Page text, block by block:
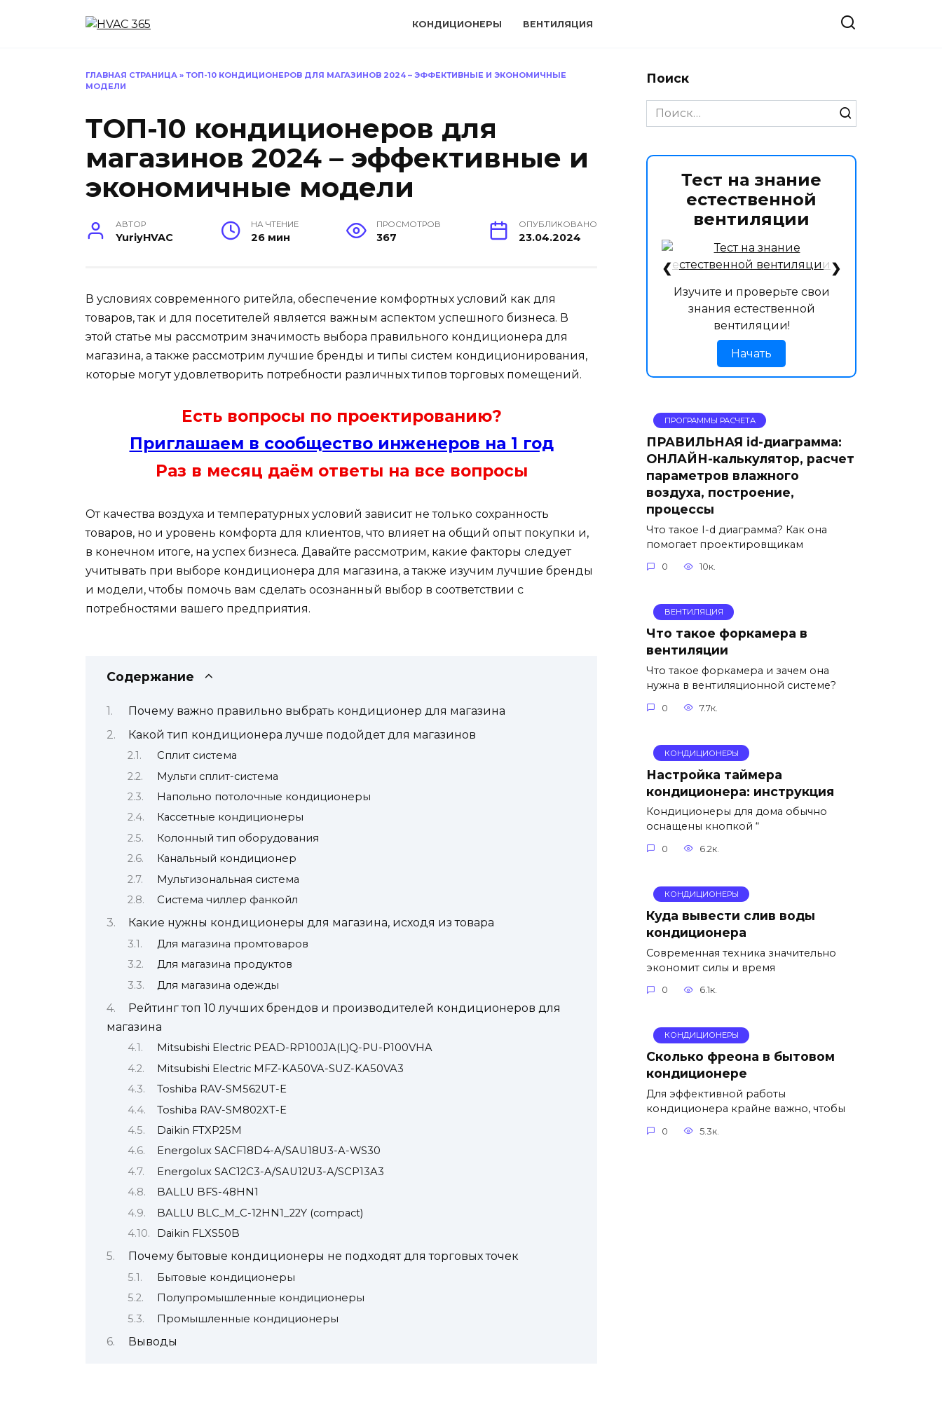
КОНДИЦИОНЕРЫ ВЕНТИЛЯЦИЯ
ГЛАВНАЯ СТРАНИЦА » ТОП-10 КОНДИЦИОНЕРОВ ДЛЯ МАГАЗИНОВ 2024 – ЭФФЕКТИВНЫЕ И ЭКОНОМИЧНЫЕ
МОДЕЛИ
ТОП-10 кондиционеров для
магазинов 2024 – эффективные и
экономичные модели
АВТОР
YuriyHVAC
НА ЧТЕНИЕ
26 мин
ПРОСМОТРОВ
367
ОПУБЛИКОВАНО
23.04.2024
В условиях современного ритейла, обеспечение комфортных условий как для
товаров, так и для посетителей является важным аспектом успешного бизнеса. В
этой статье мы рассмотрим значимость выбора правильного кондиционера для
магазина, а также рассмотрим лучшие бренды и типы систем кондиционирования,
которые могут удовлетворить потребности различных типов торговых помещений.
Есть вопросы по проектированию?
Приглашаем в сообщество инженеров на 1 год
Раз в месяц даём ответы на все вопросы
От качества воздуха и температурных условий зависит не только сохранность
товаров, но и уровень комфорта для клиентов, что влияет на общий опыт покупки и,
в конечном итоге, на успех бизнеса. Давайте рассмотрим, какие факторы следует
учитывать при выборе кондиционера для магазина, а также изучим лучшие бренды
и модели, чтобы помочь вам сделать осознанный выбор в соответствии с
потребностями вашего предприятия.
Содержание
Почему важно правильно выбрать кондиционер для магазина
Какой тип кондиционера лучше подойдет для магазинов
Сплит система
Мульти сплит-система
Напольно потолочные кондиционеры
Кассетные кондиционеры
Колонный тип оборудования
Канальный кондиционер
Мультизональная система
Система чиллер фанкойл
Какие нужны кондиционеры для магазина, исходя из товара
Для магазина промтоваров
Для магазина продуктов
Для магазина одежды
Рейтинг топ 10 лучших брендов и производителей кондиционеров для
магазина
Mitsubishi Electric PEAD-RP100JA(L)Q-PU-P100VHA
Mitsubishi Electric MFZ-KA50VA-SUZ-KA50VA3
Toshiba RAV-SM562UT-E
Toshiba RAV-SM802XT-E
Daikin FTXP25M
Energolux SACF18D4-A/SAU18U3-A-WS30
Energolux SAC12C3-A/SAU12U3-A/SCP13A3
BALLU BFS-48HN1
BALLU BLC_M_C-12HN1_22Y (compact)
Daikin FLXS50B
Почему бытовые кондиционеры не подходят для торговых точек
Бытовые кондиционеры
Полупромышленные кондиционеры
Промышленные кондиционеры
Выводы
Поиск
Search
for:
❮ ❯
Тест на знание
естественной
вентиляции
Изучите и проверьте свои
знания естественной
вентиляции!
Начать
ПРОГРАММЫ РАСЧЕТА
ПРАВИЛЬНАЯ id-диаграмма:
ОНЛАЙН-калькулятор, расчет
параметров влажного
воздуха, построение,
процессы
Что такое I-d диаграмма? Как она
помогает проектировщикам
0 10к.
ВЕНТИЛЯЦИЯ
Что такое форкамера в
вентиляции
Что такое форкамера и зачем она
нужна в вентиляционной системе?
0 7.7к.
КОНДИЦИОНЕРЫ
Настройка таймера
кондиционера: инструкция
Кондиционеры для дома обычно
оснащены кнопкой “
0 6.2к.
КОНДИЦИОНЕРЫ
Куда вывести слив воды
кондиционера
Современная техника значительно
экономит силы и время
0 6.1к.
КОНДИЦИОНЕРЫ
Сколько фреона в бытовом
кондиционере
Для эффективной работы
кондиционера крайне важно, чтобы
0 5.3к.